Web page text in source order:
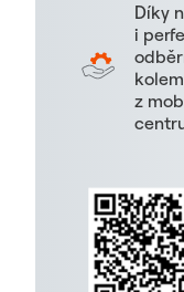
Díky
i
z